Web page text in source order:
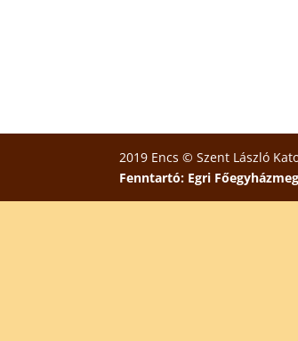
2019 Encs © Szent László
Fenntartó: Egri